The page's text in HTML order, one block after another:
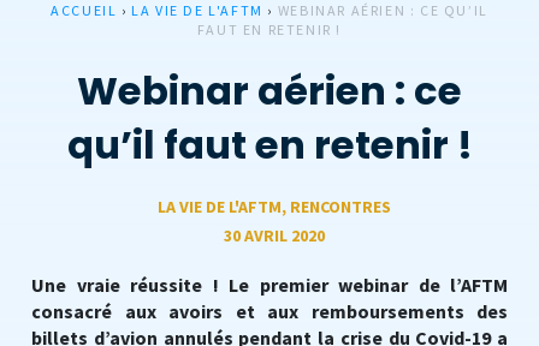
ACCUEIL › LA VIE DE L'AFTM › WEBINAR AÉRIEN : CE QU’IL
FAUT EN RETENIR !
Webinar aérien : ce
qu’il faut en retenir !
LA VIE DE L'AFTM, RENCONTRES
30 AVRIL 2020
Une vraie réussite ! Le premier webinar de l’AFTM
consacré aux avoirs et aux remboursements des
billets d’avion annulés pendant la crise du Covid-19 a